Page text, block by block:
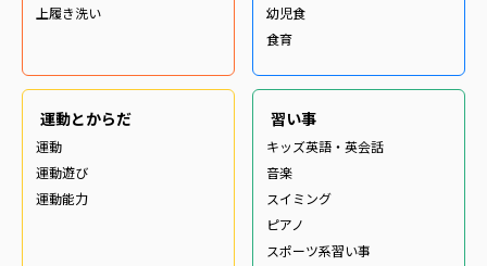
上履き洗い
幼児食
食育
運動とからだ
運動
運動遊び
運動能力
習い事
キッズ英語・英会話
音楽
スイミング
ピアノ
スポーツ系習い事